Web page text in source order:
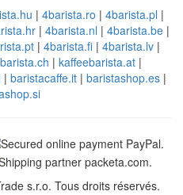
| 4barista.ro | 4barista.pl |
| 4barista.nl | 4barista.be |
| 4barista.fi | 4barista.lv |
| kaffeebarista.at |
| baristacaffe.it| baristashop.es|
s.r.o. Tous droits réservés.